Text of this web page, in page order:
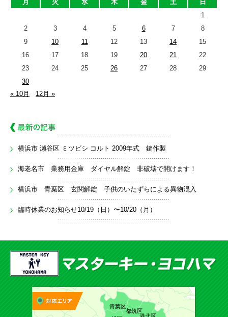
月
火 水 木 金 土
日
1
2
3 4 5 6 7
8
9
10 11 12 13 14
15
16
17 18 19 20 21
22
23
24 25 26 27 28
29
30
« 10月
12月 »
横浜市 瀬谷区 ミツビシ コルト 2009年式 鍵作製
海老名市 業務用金庫 ダイヤル解錠 非破壊で開けます！
横浜市 青葉区 玄関解錠 子供のいたずらによる異物混入
臨時休業のお知らせ10/19（日）〜10/20（月）
青葉区
都筑区